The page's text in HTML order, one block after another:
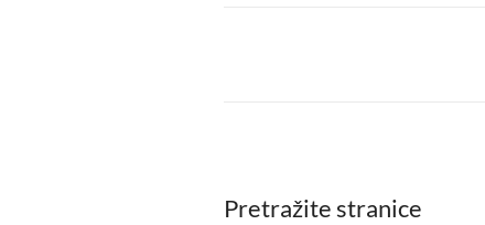
Pretražite stranice